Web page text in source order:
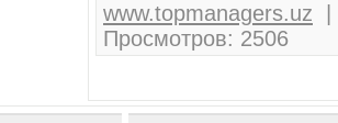
www.topmanagers.uz
Просмотров: 2506